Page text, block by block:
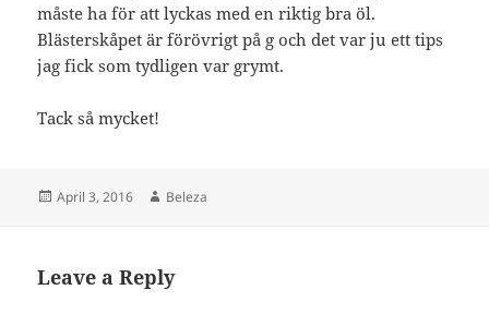
måste ha för att lyckas med en riktig bra öl.
Blästerskåpet är förövrigt på g och det var ju ett tips
jag fick som tydligen var grymt.
Tack så mycket!
Posted
April 3, 2016 Author
Beleza
Leave a Reply